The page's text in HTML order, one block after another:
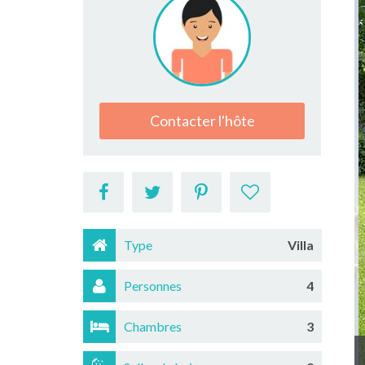
Contacter l'hôte
Type Villa
Personnes 4
Chambres 3